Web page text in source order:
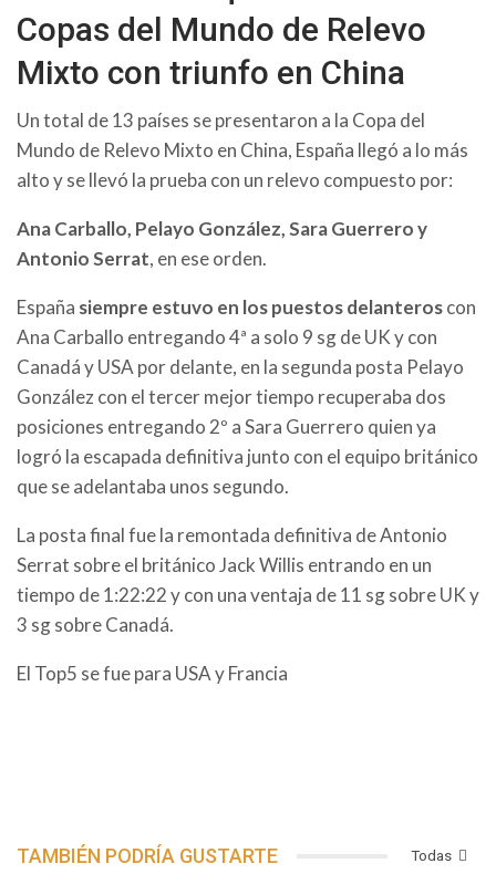
Copas del Mundo de Relevo
Mixto con triunfo en China
Un total de 13 países se presentaron a la Copa del
Mundo de Relevo Mixto en China, España llegó a lo más
alto y se llevó la prueba con un relevo compuesto por:
Ana Carballo, Pelayo González, Sara Guerrero y
Antonio Serrat, en ese orden.
España siempre estuvo en los puestos delanteroscon
Ana Carballo entregando 4ª a solo 9 sg de UK y con
Canadá y USA por delante, en la segunda posta Pelayo
González con el tercer mejor tiempo recuperaba dos
posiciones entregando 2º a Sara Guerrero quien ya
logró la escapada definitiva junto con el equipo británico
que se adelantaba unos segundo.
La posta final fue la remontada definitiva de Antonio
Serrat sobre el británico Jack Willis entrando en un
tiempo de 1:22:22 y con una ventaja de 11 sg sobre UK y
3 sg sobre Canadá.
El Top5 se fue para USA y Francia
Todas
TAMBIÉN PODRÍA GUSTARTE